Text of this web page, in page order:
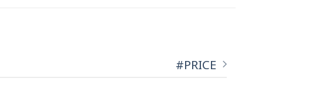
#PRICE